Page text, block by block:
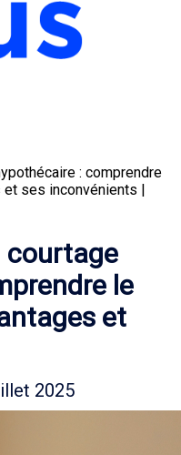
: comprendre
ses inconvénients |
courtage
le
et
2025